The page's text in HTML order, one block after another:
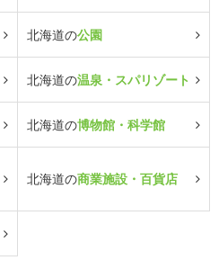
北海道の公園
北海道の温泉・スパリゾート
北海道の博物館・科学館
北海道の商業施設・百貨店